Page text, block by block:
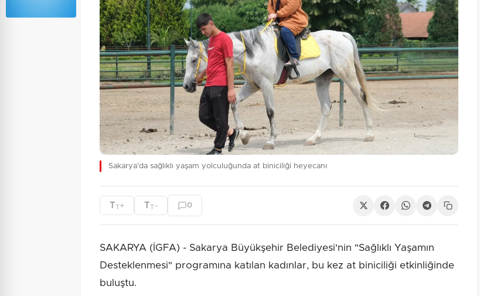
Sakarya'da sağlıklı yaşam yolculuğunda at biniciliği heyecanı
TT+ TT - 0
SAKARYA (İGFA) - Sakarya Büyükşehir Belediyesi'nin "Sağlıklı Yaşamın
Desteklenmesi" programına katılan kadınlar, bu kez at biniciliği etkinliğinde
buluştu.